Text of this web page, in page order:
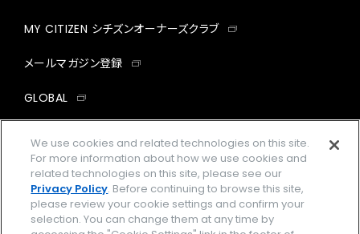
MY CITIZEN シチズンオーナーズクラブ
メールマガジン登録
GLOBAL
facebookinstagramtwitter
企業情報 ご利用規約
We use cookies and related technologies on this site.
For more information about how we use cookies and
related technologies on this site, please see our
Privacy Policy. Before continuing to browse this site,
please review your cookie settings and confirm your
selection. You can change them at any time by